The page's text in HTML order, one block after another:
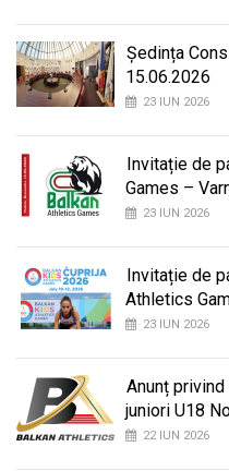
Ședința
15.06.2026
23 IUN 2026
Invitație de
Games –
23 IUN 2026
Invitație de
Athletics
23 IUN 2026
Anunț
juniori U18
22 IUN 2026